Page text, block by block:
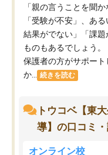
「親の言うことを聞
「受験が不安」、あ
結果がでない」「課
ものもあるでしょう。
保護者の方がサポー
か...
続きを読む
トウコベ【東
導】の口コミ・
オンライン校